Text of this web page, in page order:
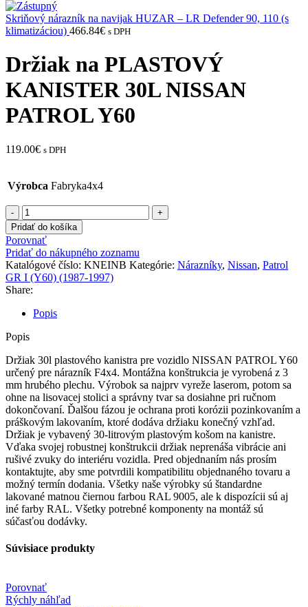
Skriňový nárazník na navijak HUZAR – LR Defender 90, 110 (s
klimatizáciou) 466.84€ s DPH
Držiak na PLASTOVÝ
KANISTER 30L NISSAN
PATROL Y60
119.00€ s DPH
Výrobca Fabryka4x4
Pridať do košíka
Porovnať
Pridať do nákupného zoznamu
Katalógové číslo: KNEINB Kategórie: Nárazníky, Nissan, Patrol
GR I (Y60) (1987-1997)
Share:
Popis
Popis
Držiak 30l plastového kanistra pre vozidlo NISSAN PATROL Y60
určený pre nárazník F4x4. Montážna konštrukcia je vyrobená z 3
mm hrubého plechu. Výrobok sa najprv vyreže laserom, potom sa
ohne na lisovacej stolici a správny tvar sa dosiahne pri ručnom
dokončovaní. Ďalšou fázou je ochrana proti korózii pozinkovaním a
práškovým lakovaním, ktoré dodáva držiaku konečný vzhľad.
Držiak je vybavený 30-litrovým plastovým košom na kanistre.
Vďaka svojej robustnej konštrukcii držiak neprenáša vibrácie ani
rušivé zvuky do interiéru vozidla. Pred objednaním nás prosím
kontaktujte, aby sme potvrdili kompatibilitu objednaného tovaru a
možný termín dodania. Všetky naše výrobky sú štandardne
lakované matnou čiernou farbou RAL 9005, ale k dispozícii sú aj
iné farby RAL. Všetky potrebné komponenty na montáž sú
súčasťou dodávky.
Súvisiace produkty
Porovnať
Rýchly náhľad